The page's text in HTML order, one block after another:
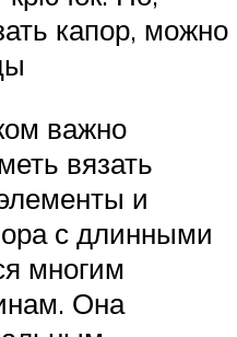
капор, можно
важно
вязать
и
с длинными
многим
Она